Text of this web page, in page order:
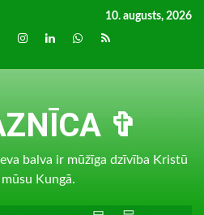
10. augusts, 2026
Instagram
LinkedInwhatsapp
RSS
✞
balva ir mūžīga dzīvība Kristū
mūsu Kungā.